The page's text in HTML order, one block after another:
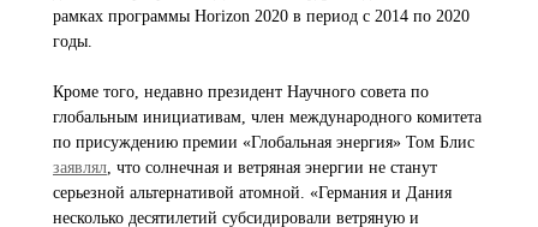
рамках программы Horizon 2020 в период с 2014 по 2020
годы.
Кроме того, недавно президент Научного совета по
глобальным инициативам, член международного комитета
по присуждению премии «Глобальная энергия» Том Блис
заявлял , что солнечная и ветряная энергии не станут
серьезной альтернативой атомной. «Германия и Дания
несколько десятилетий субсидировали ветряную и